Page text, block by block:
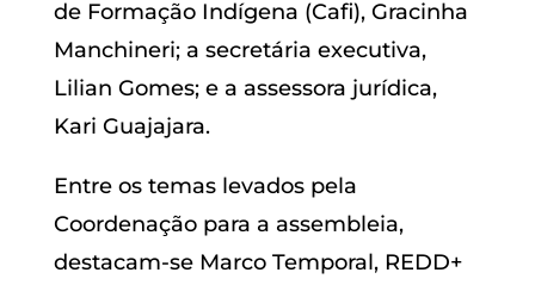
de Formação Indígena (Cafi), Gracinha
Manchineri; a secretária executiva,
Lilian Gomes; e a assessora jurídica,
Kari Guajajara.
Entre os temas levados pela
Coordenação para a assembleia,
destacam-se Marco Temporal, REDD+